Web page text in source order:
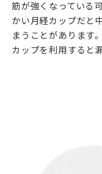
筋が強くなっている
かい月経カップだと
まうことがあります
カップを利用すると